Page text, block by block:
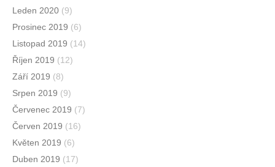
Leden 2020 (9)
Prosinec 2019 (6)
Listopad 2019 (14)
Říjen 2019 (12)
Září 2019 (8)
Srpen 2019 (9)
Červenec 2019 (7)
Červen 2019 (16)
Květen 2019 (6)
Duben 2019 (17)